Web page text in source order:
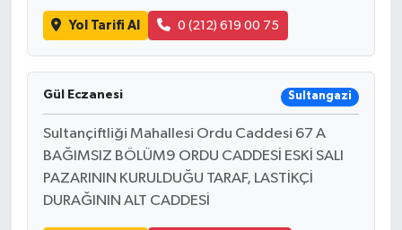
Yol Tarifi Al 0 (212) 619 00 75
Gül Eczanesi Sultangazi
Sultançiftliği Mahallesi Ordu Caddesi 67 A
BAĞIMSIZ BÖLÜM9 ORDU CADDESİ ESKİ SALI
PAZARININ KURULDUĞU TARAF, LASTİKÇİ
DURAĞININ ALT CADDESİ
KÜLTÜR SANAT
ÖZEL HABER
SAĞLIK